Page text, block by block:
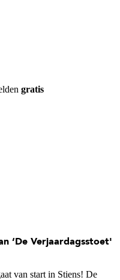
gratis
‘De Verjaardagsstoet'
van start in Stiens! De